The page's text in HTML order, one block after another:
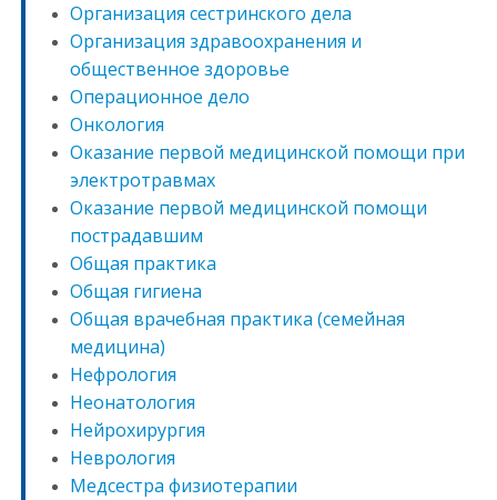
Организация сестринского дела
Организация здравоохранения и
общественное здоровье
Операционное дело
Онкология
Оказание первой медицинской помощи при
электротравмах
Оказание первой медицинской помощи
пострадавшим
Общая практика
Общая гигиена
Общая врачебная практика (семейная
медицина)
Нефрология
Неонатология
Нейрохирургия
Неврология
Медсестра физиотерапии